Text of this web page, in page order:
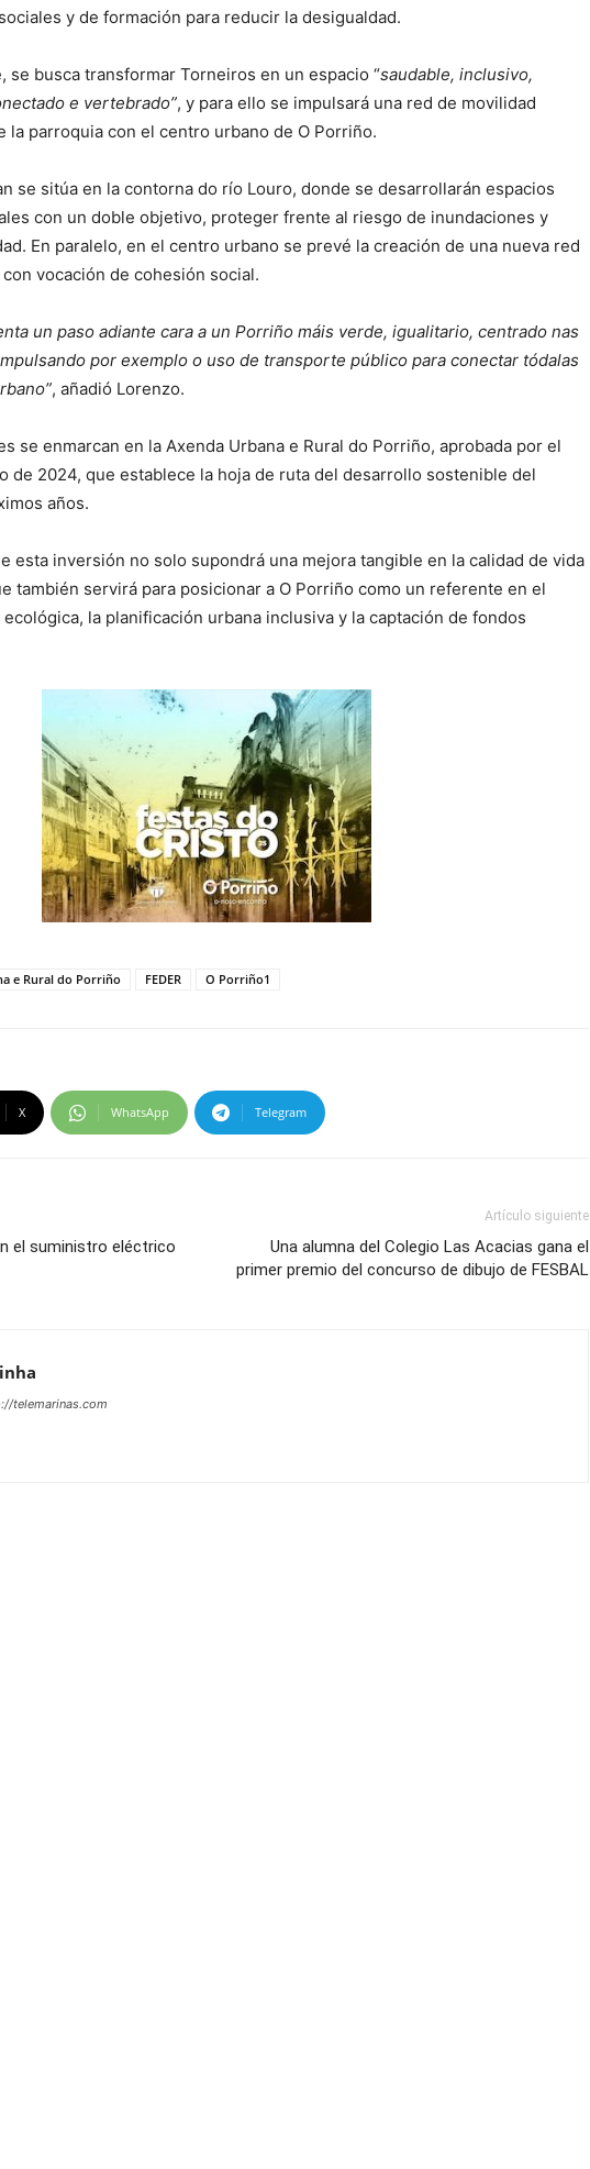
y de formación para reducir la desigualdad.
se busca transformar Torneiros en un espacio “saudable, inclusivo,
e vertebrado”, y para ello se impulsará una red de movilidad
la parroquia con el centro urbano de O Porriño.
se sitúa en la contorna do río Louro, donde se desarrollarán espacios
con un doble objetivo, proteger frente al riesgo de inundaciones y
En paralelo, en el centro urbano se prevé la creación de una nueva red
vocación de cohesión social.
un paso adiante cara a un Porriño máis verde, igualitario, centrado nas
por exemplo o uso de transporte público para conectar tódalas
, añadió Lorenzo.
se enmarcan en la Axenda Urbana e Rural do Porriño, aprobada por el
de 2024, que establece la hoja de ruta del desarrollo sostenible del
años.
esta inversión no solo supondrá una mejora tangible en la calidad de vida
también servirá para posicionar a O Porriño como un referente en el
la planificación urbana inclusiva y la captación de fondos
e Rural do Porriño FEDER O Porriño1
X WhatsApp Telegram
el suministro eléctrico
Artículo siguiente
Una alumna del Colegio Las Acacias gana el
primer premio del concurso de dibujo de FESBAL
telemarinas.com